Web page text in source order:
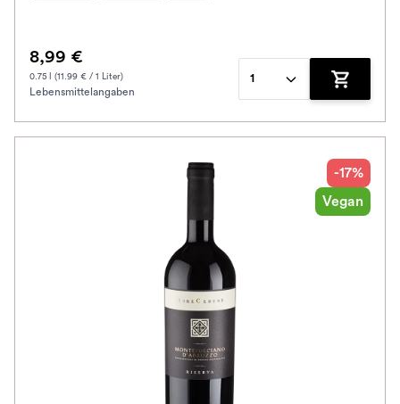
8,99 €
0.75 l (11.99 € / 1 Liter)
Lebensmittelangaben
1
Zum
-17%
Vegan